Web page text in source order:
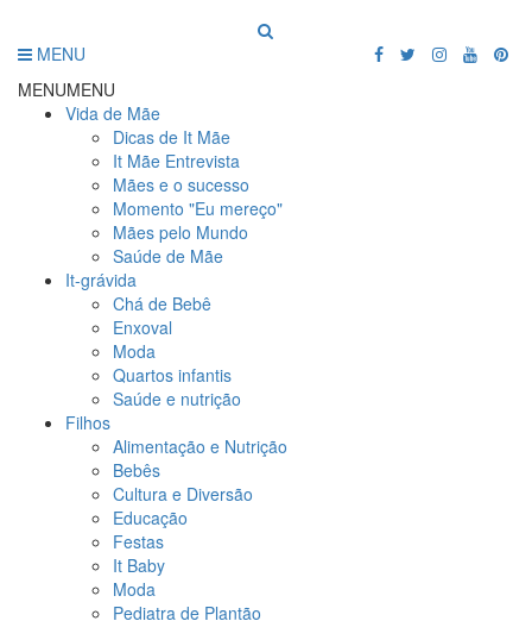
MENU
MENUMENU
Vida de Mãe
Dicas de It Mãe
It Mãe Entrevista
Mães e o sucesso
Momento "Eu mereço"
Mães pelo Mundo
Saúde de Mãe
It-grávida
Chá de Bebê
Enxoval
Moda
Quartos infantis
Saúde e nutrição
Filhos
Alimentação e Nutrição
Bebês
Cultura e Diversão
Educação
Festas
It Baby
Moda
Pediatra de Plantão